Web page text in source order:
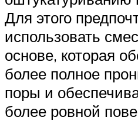
Для этого
использовать
основе, которая
более полное
поры и
более ровной